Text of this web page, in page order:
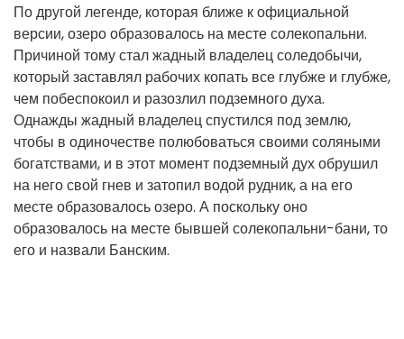
По другой легенде, которая ближе к официальной
версии, озеро образовалось на месте солекопальни.
Причиной тому стал жадный владелец соледобычи,
который заставлял рабочих копать все глубже и глубже,
чем побеспокоил и разозлил подземного духа.
Однажды жадный владелец спустился под землю,
чтобы в одиночестве полюбоваться своими соляными
богатствами, и в этот момент подземный дух обрушил
на него свой гнев и затопил водой рудник, а на его
месте образовалось озеро. А поскольку оно
образовалось на месте бывшей солекопальни-бани, то
его и назвали Банским.